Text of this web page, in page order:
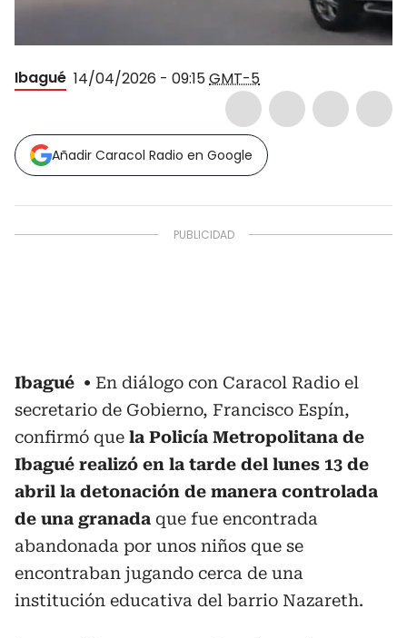
Ibagué 14/04/2026 - 09:15GMT-5
Añadir Caracol Radio en Google
Ibagué
En diálogo con Caracol Radio el
secretario de Gobierno, Francisco Espín,
confirmó que la Policía Metropolitana de
Ibagué realizó en la tarde del lunes 13 de
abril la detonación de manera controlada
de una granada que fue encontrada
abandonada por unos niños que se
encontraban jugando cerca de una
institución educativa del barrio Nazareth.